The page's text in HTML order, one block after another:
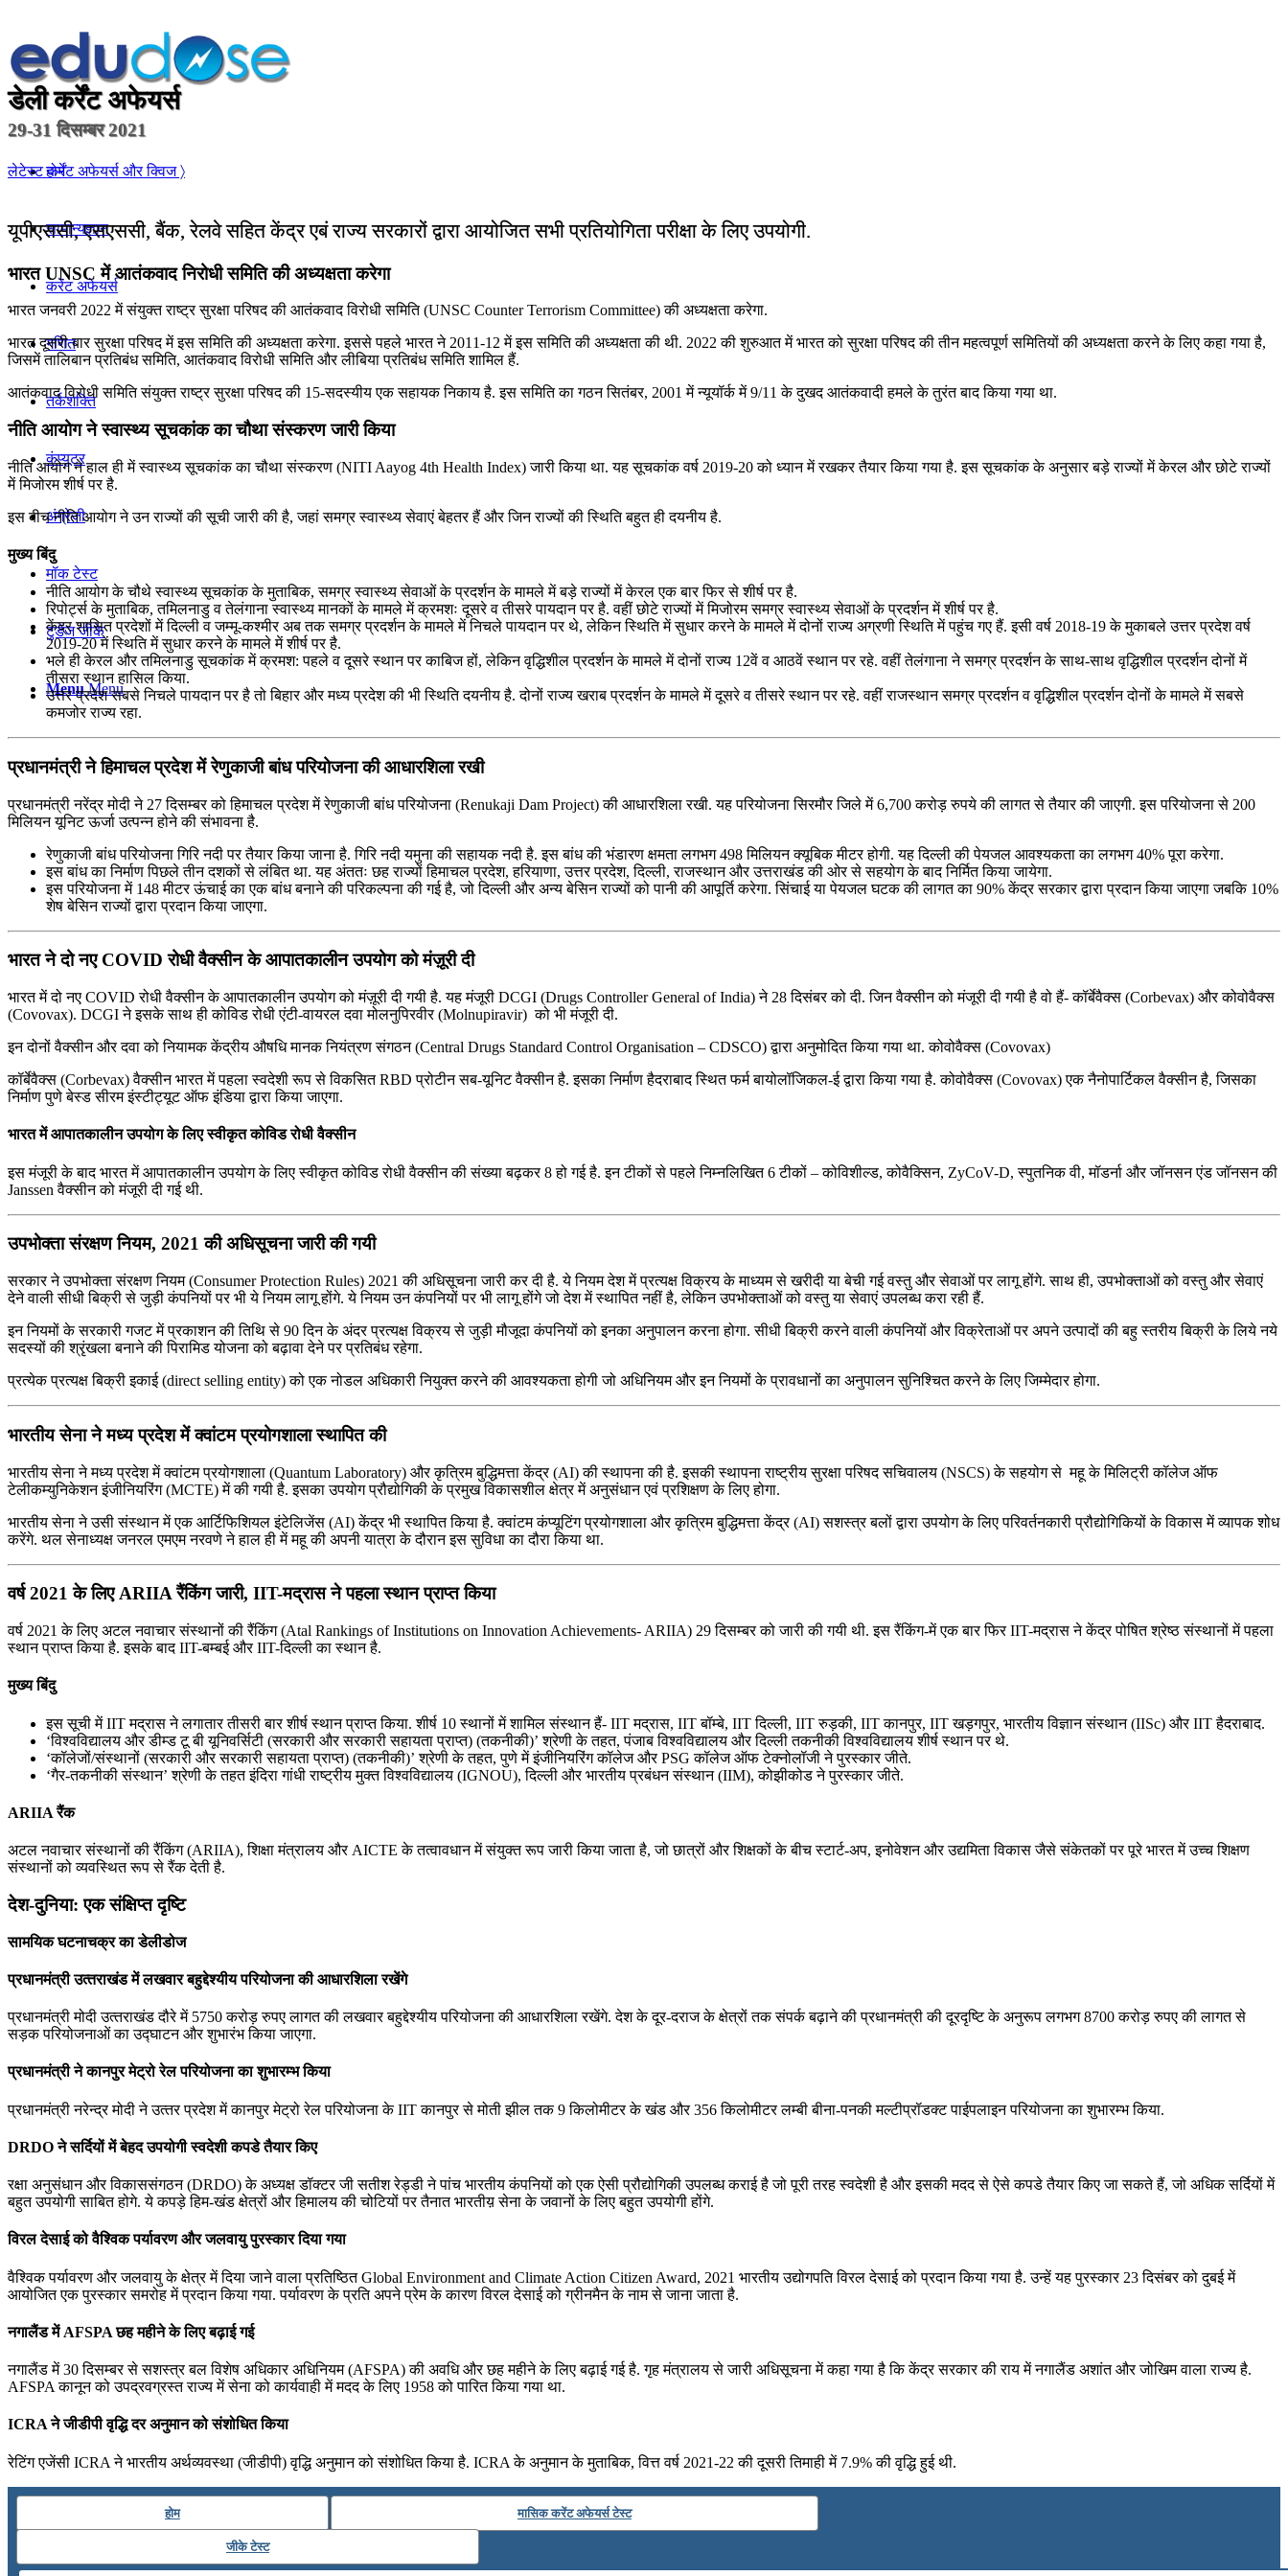
होम
सामान्यज्ञान
करेंट अफेयर्स
गणित
तर्कशक्ति
कंप्यूटर
अंग्रेजी
मॉक टेस्ट
टुडेज जीके
Menu Menu
डेली कर्रेंट अफेयर्स
29-31 दिसम्बर 2021
लेटेस्ट कर्रेंट अफेयर्स और क्विज 〉
यूपीएससी, एसएससी, बैंक, रेलवे सहित केंद्र एबं राज्य सरकारों द्वारा आयोजित सभी प्रतियोगिता परीक्षा के लिए उपयोगी.
भारत UNSC में आतंकवाद निरोधी समिति की अध्यक्षता करेगा
भारत जनवरी 2022 में संयुक्त राष्ट्र सुरक्षा परिषद की आतंकवाद विरोधी समिति (UNSC Counter Terrorism Committee) की अध्यक्षता करेगा.
भारत दूसरी बार सुरक्षा परिषद में इस समिति की अध्यक्षता करेगा. इससे पहले भारत ने 2011-12 में इस समिति की अध्यक्षता की थी. 2022 की शुरुआत में भारत को सुरक्षा परिषद की तीन महत्वपूर्ण समितियों की अध्यक्षता करने के लिए कहा गया है,
जिसमें तालिबान प्रतिबंध समिति, आतंकवाद विरोधी समिति और लीबिया प्रतिबंध समिति शामिल हैं.
आतंकवाद विरोधी समिति संयुक्त राष्ट्र सुरक्षा परिषद की 15-सदस्यीय एक सहायक निकाय है. इस समिति का गठन सितंबर, 2001 में न्यूयॉर्क में 9/11 के दुखद आतंकवादी हमले के तुरंत बाद किया गया था.
नीति आयोग ने स्वास्थ्य सूचकांक का चौथा संस्करण जारी किया
नीति आयोग ने हाल ही में स्वास्थ्य सूचकांक का चौथा संस्करण (NITI Aayog 4th Health Index) जारी किया था. यह सूचकांक वर्ष 2019-20 को ध्यान में रखकर तैयार किया गया है. इस सूचकांक के अनुसार बड़े राज्यों में केरल और छोटे राज्यों
में मिजोरम शीर्ष पर है.
इस बीच नीति आयोग ने उन राज्यों की सूची जारी की है, जहां समग्र स्वास्थ्य सेवाएं बेहतर हैं और जिन राज्यों की स्थिति बहुत ही दयनीय है.
मुख्य बिंदु
नीति आयोग के चौथे स्वास्थ्य सूचकांक के मुताबिक, समग्र स्वास्थ्य सेवाओं के प्रदर्शन के मामले में बड़े राज्यों में केरल एक बार फिर से शीर्ष पर है.
रिपोर्ट्स के मुताबिक, तमिलनाडु व तेलंगाना स्वास्थ्य मानकों के मामले में क्रमशः दूसरे व तीसरे पायदान पर है. वहीं छोटे राज्यों में मिजोरम समग्र स्वास्थ्य सेवाओं के प्रदर्शन में शीर्ष पर है.
केंद्र शासित प्रदेशों में दिल्ली व जम्मू-कश्मीर अब तक समग्र प्रदर्शन के मामले में निचले पायदान पर थे, लेकिन स्थिति में सुधार करने के मामले में दोनों राज्य अग्रणी स्थिति में पहुंच गए हैं. इसी वर्ष 2018-19 के मुकाबले उत्तर प्रदेश वर्ष
2019-20 में स्थिति में सुधार करने के मामले में शीर्ष पर है.
भले ही केरल और तमिलनाडु सूचकांक में क्रमश: पहले व दूसरे स्थान पर काबिज हों, लेकिन वृद्धिशील प्रदर्शन के मामले में दोनों राज्य 12वें व आठवें स्थान पर रहे. वहीं तेलंगाना ने समग्र प्रदर्शन के साथ-साथ वृद्धिशील प्रदर्शन दोनों में
तीसरा स्थान हासिल किया.
उत्तर प्रदेश सबसे निचले पायदान पर है तो बिहार और मध्य प्रदेश की भी स्थिति दयनीय है. दोनों राज्य खराब प्रदर्शन के मामले में दूसरे व तीसरे स्थान पर रहे. वहीं राजस्थान समग्र प्रदर्शन व वृद्धिशील प्रदर्शन दोनों के मामले में सबसे
कमजोर राज्य रहा.
प्रधानमंत्री ने हिमाचल प्रदेश में रेणुकाजी बांध परियोजना की आधारशिला रखी
प्रधानमंत्री नरेंद्र मोदी ने 27 दिसम्बर को हिमाचल प्रदेश में रेणुकाजी बांध परियोजना (Renukaji Dam Project) की आधारशिला रखी. यह परियोजना सिरमौर जिले में 6,700 करोड़ रुपये की लागत से तैयार की जाएगी. इस परियोजना से 200
मिलियन यूनिट ऊर्जा उत्पन्न होने की संभावना है.
रेणुकाजी बांध परियोजना गिरि नदी पर तैयार किया जाना है. गिरि नदी यमुना की सहायक नदी है. इस बांध की भंडारण क्षमता लगभग 498 मिलियन क्यूबिक मीटर होगी. यह दिल्ली की पेयजल आवश्यकता का लगभग 40% पूरा करेगा.
इस बांध का निर्माण पिछले तीन दशकों से लंबित था. यह अंततः छह राज्यों हिमाचल प्रदेश, हरियाणा, उत्तर प्रदेश, दिल्ली, राजस्थान और उत्तराखंड की ओर से सहयोग के बाद निर्मित किया जायेगा.
इस परियोजना में 148 मीटर ऊंचाई का एक बांध बनाने की परिकल्पना की गई है, जो दिल्ली और अन्य बेसिन राज्यों को पानी की आपूर्ति करेगा. सिंचाई या पेयजल घटक की लागत का 90% केंद्र सरकार द्वारा प्रदान किया जाएगा जबकि 10%
शेष बेसिन राज्यों द्वारा प्रदान किया जाएगा.
भारत ने दो नए COVID रोधी वैक्सीन के आपातकालीन उपयोग को मंज़ूरी दी
भारत में दो नए COVID रोधी वैक्सीन के आपातकालीन उपयोग को मंज़ूरी दी गयी है. यह मंजूरी DCGI (Drugs Controller General of India) ने 28 दिसंबर को दी. जिन वैक्सीन को मंजूरी दी गयी है वो हैं- कॉर्बेवैक्स (Corbevax) और कोवोवैक्स
(Covovax). DCGI ने इसके साथ ही कोविड रोधी एंटी-वायरल दवा मोलनुपिरवीर (Molnupiravir) को भी मंजूरी दी.
इन दोनों वैक्सीन और दवा को नियामक केंद्रीय औषधि मानक नियंत्रण संगठन (Central Drugs Standard Control Organisation – CDSCO) द्वारा अनुमोदित किया गया था. कोवोवैक्स (Covovax)
कॉर्बेवैक्स (Corbevax) वैक्सीन भारत में पहला स्वदेशी रूप से विकसित RBD प्रोटीन सब-यूनिट वैक्सीन है. इसका निर्माण हैदराबाद स्थित फर्म बायोलॉजिकल-ई द्वारा किया गया है. कोवोवैक्स (Covovax) एक नैनोपार्टिकल वैक्सीन है, जिसका
निर्माण पुणे बेस्ड सीरम इंस्टीट्यूट ऑफ इंडिया द्वारा किया जाएगा.
भारत में आपातकालीन उपयोग के लिए स्वीकृत कोविड रोधी वैक्सीन
इस मंजूरी के बाद भारत में आपातकालीन उपयोग के लिए स्वीकृत कोविड रोधी वैक्सीन की संख्या बढ़कर 8 हो गई है. इन टीकों से पहले निम्नलिखित 6 टीकों – कोविशील्ड, कोवैक्सिन, ZyCoV-D, स्पुतनिक वी, मॉडर्ना और जॉनसन एंड जॉनसन की
Janssen वैक्सीन को मंजूरी दी गई थी.
उपभोक्‍ता संरक्षण नियम, 2021 की अधिसूचना जारी की गयी
सरकार ने उपभोक्‍ता संरक्षण नियम (Consumer Protection Rules) 2021 की अधिसूचना जारी कर दी है. ये नियम देश में प्रत्‍यक्ष वि‍क्रय के माध्‍यम से खरीदी या बेची गई वस्‍तु और सेवाओं पर लागू होंगे. साथ ही, उपभोक्‍ताओं को वस्‍तु और सेवाएं
देने वाली सीधी बिक्री से जुड़ी कंपनियों पर भी ये नियम लागू होंगे. ये नियम उन कंपनियों पर भी लागू होंगे जो देश में स्‍थापित नहीं है, लेकिन उपभोक्‍ताओं को वस्‍तु या सेवाएं उपलब्‍ध करा रही हैं.
इन नियमों के सरकारी गजट में प्रकाशन की तिथि से 90 दिन के अंदर प्रत्यक्ष विक्रय से जुड़ी मौजूदा कंपनियों को इनका अनुपालन करना होगा. सीधी बिक्री करने वाली कंपनियों और विक्रेताओं पर अपने उत्पादों की बहु स्तरीय बिक्री के लिये नये
सदस्यों की श्रृंखला बनाने की पिरामिड योजना को बढ़ावा देने पर प्रतिबंध रहेगा.
प्रत्येक प्रत्यक्ष बिक्री इकाई (direct selling entity) को एक नोडल अधिकारी नियुक्त करने की आवश्यकता होगी जो अधिनियम और इन नियमों के प्रावधानों का अनुपालन सुनिश्चित करने के लिए जिम्मेदार होगा.
भारतीय सेना ने मध्य प्रदेश में क्वांटम प्रयोगशाला स्थापित की
भारतीय सेना ने मध्य प्रदेश में क्वांटम प्रयोगशाला (Quantum Laboratory) और कृत्रिम बुद्धिमत्ता केंद्र (AI) की स्थापना की है. इसकी स्थापना राष्ट्रीय सुरक्षा परिषद सचिवालय (NSCS) के सहयोग से महू के मिलिट्री कॉलेज ऑफ
टेलीकम्युनिकेशन इंजीनियरिंग (MCTE) में की गयी है. इसका उपयोग प्रौद्योगिकी के प्रमुख विकासशील क्षेत्र में अनुसंधान एवं प्रशिक्षण के लिए होगा.
भारतीय सेना ने उसी संस्थान में एक आर्टिफिशियल इंटेलिजेंस (AI) केंद्र भी स्थापित किया है. क्वांटम कंप्यूटिंग प्रयोगशाला और कृत्रिम बुद्धिमत्ता केंद्र (AI) सशस्त्र बलों द्वारा उपयोग के लिए परिवर्तनकारी प्रौद्योगिकियों के विकास में व्यापक शोध
करेंगे. थल सेनाध्यक्ष जनरल एमएम नरवणे ने हाल ही में महू की अपनी यात्रा के दौरान इस सुविधा का दौरा किया था.
वर्ष 2021 के लिए ARIIA रैंकिंग जारी, IIT-मद्रास ने पहला स्थान प्राप्त किया
वर्ष 2021 के लिए अटल नवाचार संस्थानों की रैंकिंग (Atal Rankings of Institutions on Innovation Achievements- ARIIA) 29 दिसम्बर को जारी की गयी थी. इस रैंकिंग-में एक बार फिर IIT-मद्रास ने केंद्र पोषित श्रेष्ठ संस्थानों में पहला
स्थान प्राप्त किया है. इसके बाद IIT-बम्बई और IIT-दिल्ली का स्थान है.
मुख्य बिंदु
इस सूची में IIT मद्रास ने लगातार तीसरी बार शीर्ष स्थान प्राप्त किया. शीर्ष 10 स्थानों में शामिल संस्थान हैं- IIT मद्रास, IIT बॉम्बे, IIT दिल्ली, IIT रुड़की, IIT कानपुर, IIT खड़गपुर, भारतीय विज्ञान संस्थान (IISc) और IIT हैदराबाद.
‘विश्वविद्यालय और डीम्ड टू बी यूनिवर्सिटी (सरकारी और सरकारी सहायता प्राप्त) (तकनीकी)’ श्रेणी के तहत, पंजाब विश्वविद्यालय और दिल्ली तकनीकी विश्वविद्यालय शीर्ष स्थान पर थे.
‘कॉलेजों/संस्थानों (सरकारी और सरकारी सहायता प्राप्त) (तकनीकी)’ श्रेणी के तहत, पुणे में इंजीनियरिंग कॉलेज और PSG कॉलेज ऑफ टेक्नोलॉजी ने पुरस्कार जीते.
‘गैर-तकनीकी संस्थान’ श्रेणी के तहत इंदिरा गांधी राष्ट्रीय मुक्त विश्वविद्यालय (IGNOU), दिल्ली और भारतीय प्रबंधन संस्थान (IIM), कोझीकोड ने पुरस्कार जीते.
ARIIA रैंक
अटल नवाचार संस्थानों की रैंकिंग (ARIIA), शिक्षा मंत्रालय और AICTE के तत्वावधान में संयुक्त रूप जारी किया जाता है, जो छात्रों और शिक्षकों के बीच स्टार्ट-अप, इनोवेशन और उद्यमिता विकास जैसे संकेतकों पर पूरे भारत में उच्च शिक्षण
संस्थानों को व्यवस्थित रूप से रैंक देती है.
देश-दुनिया: एक संक्षिप्त दृष्टि
सामयिक घटनाचक्र का डेलीडोज
प्रधानमंत्री उत्‍तराखंड में लखवार बहुद्देश्यीय परियोजना की आधारशिला रखेंगे
प्रधानमंत्री मोदी उत्‍तराखंड दौरे में 5750 करोड़ रुपए लागत की लखवार बहुद्देश्यीय परियोजना की आधारशिला रखेंगे. देश के दूर-दराज के क्षेत्रों तक संपर्क बढ़ाने की प्रधानमंत्री की दूरदृष्टि के अनुरूप लगभग 8700 करोड़ रुपए की लागत से
सड़क परियोजनाओं का उद्घाटन और शुभारंभ किया जाएगा.
प्रधानमंत्री ने कानपुर मेट्रो रेल परियोजना का शुभारम्‍भ किया
प्रधानमंत्री नरेन्‍द्र मोदी ने उत्‍तर प्रदेश में कानपुर मेट्रो रेल परियोजना के IIT कानपुर से मोती झील तक 9 किलोमीटर के खंड और 356 किलोमीटर लम्‍बी बीना-पनकी मल्‍टीप्रॉडक्‍ट पाईपलाइन परियोजना का शुभारम्‍भ किया.
DRDO ने सर्दियों में बेहद उपयोगी स्वदेशी कपडे तैयार किए
रक्षा अनुसंधान और विकाससंगठन (DRDO) के अध्यक्ष डॉक्टर जी सतीश रेड्डी ने पांच भारतीय कंपनियों को एक ऐसी प्रौद्योगिकी उपलब्ध कराई है जो पूरी तरह स्वदेशी है और इसकी मदद से ऐसे कपडे तैयार किए जा सकते हैं, जो अधिक सर्दियों में
बहुत उपयोगी साबित होगे. ये कपड़े हिम-खंड क्षेत्रों और हिमालय की चोटियों पर तैनात भारतीय़ सेना के जवानों के लिए बहुत उपयोगी होंगे.
विरल देसाई को वैश्विक पर्यावरण और जलवायु पुरस्कार दिया गया
वैश्विक पर्यावरण और जलवायु के क्षेत्र में दिया जाने वाला प्रतिष्ठित Global Environment and Climate Action Citizen Award, 2021 भारतीय उद्योगपति विरल देसाई को प्रदान किया गया है. उन्हें यह पुरस्कार 23 दिसंबर को दुबई में
आयोजित एक पुरस्कार समरोह में प्रदान किया गया. पर्यावरण के प्रति अपने प्रेम के कारण विरल देसाई को ग्रीनमैन के नाम से जाना जाता है.
नगालैंड में AFSPA छह महीने के लिए बढ़ाई गई
नगालैंड में 30 दिसम्बर से सशस्त्र बल विशेष अधिकार अधिनियम (AFSPA) की अवधि और छह महीने के लिए बढ़ाई गई है. गृह मंत्रालय से जारी अधिसूचना में कहा गया है कि केंद्र सरकार की राय में नगालैंड अशांत और जोखिम वाला राज्य है.
AFSPA कानून को उपद्रवग्रस्त राज्य में सेना को कार्यवाही में मदद के लिए 1958 को पारित किया गया था.
ICRA ने जीडीपी वृद्धि दर अनुमान को संशोधित किया
रेटिंग एजेंसी ICRA ने भारतीय अर्थव्यवस्था (जीडीपी) वृद्धि अनुमान को संशोधित किया है. ICRA के अनुमान के मुताबिक, वित्त वर्ष 2021-22 की दूसरी तिमाही में 7.9% की वृद्धि हुई थी.
होम मासिक करेंट अफेयर्स टेस्ट
जीके टेस्ट